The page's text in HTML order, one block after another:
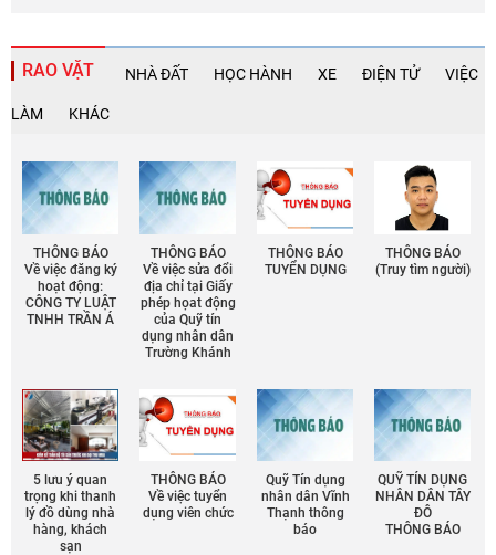
RAO VẶT NHÀ ĐẤT HỌC HÀNH XE ĐIỆN TỬ VIỆC
LÀM KHÁC
THÔNG BÁO
Về việc đăng ký
hoạt động:
CÔNG TY LUẬT
TNHH TRẦN Á
THÔNG BÁO
Về việc sửa đổi
địa chỉ tại Giấy
phép họat động
của Quỹ tín
dụng nhân dân
Trường Khánh
THÔNG BÁO
TUYỂN DỤNG
THÔNG BÁO
(Truy tìm người)
5 lưu ý quan
trọng khi thanh
lý đồ dùng nhà
hàng, khách
sạn
THÔNG BÁO
Về việc tuyển
dụng viên chức
Quỹ Tín dụng
nhân dân Vĩnh
Thạnh thông
báo
QUỸ TÍN DỤNG
NHÂN DÂN TÂY
ĐÔ
THÔNG BÁO